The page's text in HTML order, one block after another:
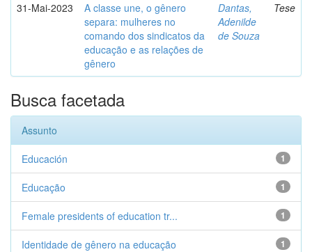
31-Mai-2023
A classe une, o gênero
separa: mulheres no
comando dos sindicatos da
educação e as relações de
gênero
Dantas,
Adenilde
de Souza
Tese
Busca facetada
Assunto
1
Educación
1
Educação
1
Female presidents of education tr...
1
Identidade de gênero na educação